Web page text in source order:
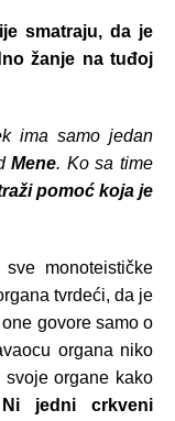
smatraju, da je
žanje na tuđoj
ima samo jedan
Mene. Ko sa time
pomoć koja je
monoteističke
tvrdeći, da je
govore samo o
organa niko
svoje organe kako
Ni jedni crkveni